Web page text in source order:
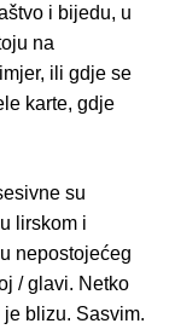
i bijedu, u
na
ili gdje se
karte, gdje
su
lirskom i
nepostojećeg
/ glavi. Netko
blizu. Sasvim.